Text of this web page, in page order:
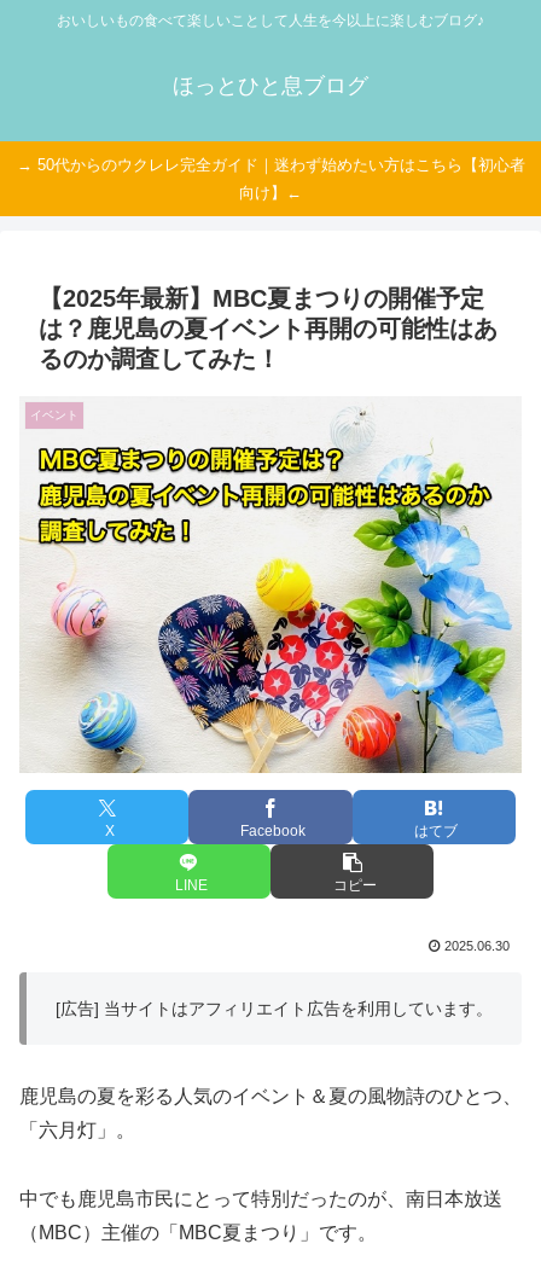
おいしいもの食べて楽しいことして人生を今以上に楽しむブログ♪
ほっとひと息ブログ
→ 50代からのウクレレ完全ガイド｜迷わず始めたい方はこちら【初心者
向け】←
【2025年最新】MBC夏まつりの開催予定
は？鹿児島の夏イベント再開の可能性はあ
るのか調査してみた！
イベント
X Facebook はてブ
LINE コピー
2025.06.30
[広告] 当サイトはアフィリエイト広告を利用しています。
鹿児島の夏を彩る人気のイベント＆夏の風物詩のひとつ、
「六月灯」。
中でも鹿児島市民にとって特別だったのが、南日本放送
（MBC）主催の「MBC夏まつり」です。